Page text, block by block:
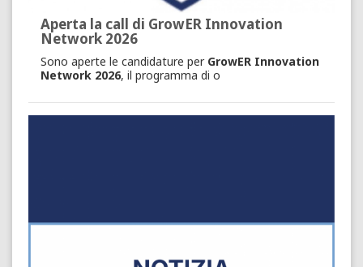
Aperta la call di GrowER Innovation
Network 2026
Sono aperte le candidature per GrowER Innovation
Network 2026, il programma di o